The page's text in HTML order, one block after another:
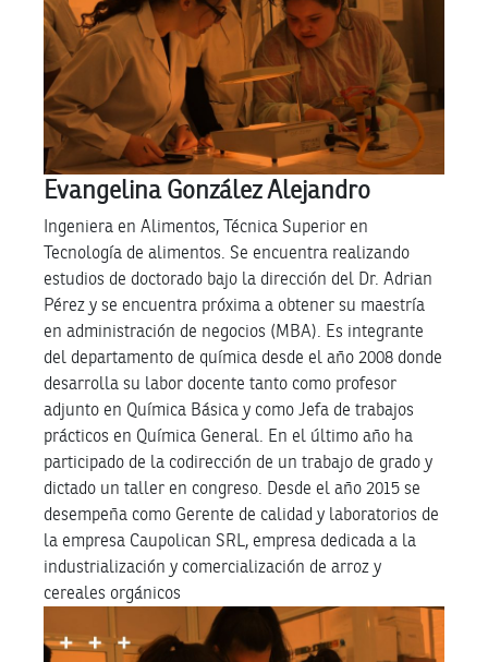
Evangelina González Alejandro
Ingeniera en Alimentos, Técnica Superior en
Tecnología de alimentos. Se encuentra realizando
estudios de doctorado bajo la dirección del Dr. Adrian
Pérez y se encuentra próxima a obtener su maestría
en administración de negocios (MBA). Es integrante
del departamento de química desde el año 2008 donde
desarrolla su labor docente tanto como profesor
adjunto en Química Básica y como Jefa de trabajos
prácticos en Química General. En el último año ha
participado de la codirección de un trabajo de grado y
dictado un taller en congreso. Desde el año 2015 se
desempeña como Gerente de calidad y laboratorios de
la empresa Caupolican SRL, empresa dedicada a la
industrialización y comercialización de arroz y
cereales orgánicos